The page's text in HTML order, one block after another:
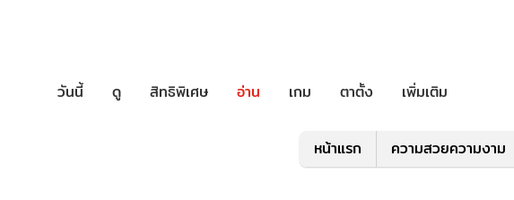
วันนี้ ดู สิทธิพิเศษ อ่าน เกม ตาตั้ง เพิ่มเติม
หน้าแรก ความสวยความงาม